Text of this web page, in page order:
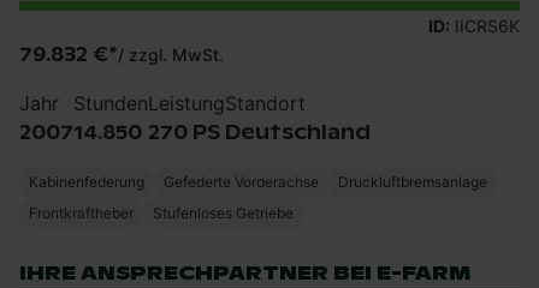
ID: IICRS6K
79.832 €*/ zzgl. MwSt.
Jahr
2007
Stunden
14.850
Leistung
270 PS
Standort
Deutschland
Kabinenfederung Gefederte Vorderachse
Druckluftbremsanlage
Frontkraftheber
Stufenloses Getriebe
IHRE ANSPRECHPARTNER BEI E-FARM